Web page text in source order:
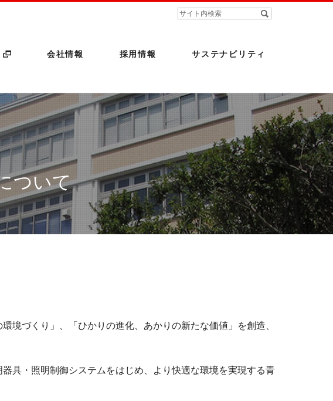
会社情報 採用情報 サステナビリティ
ついて
境づくり」、「ひかりの進化、あかりの新たな価値」を創造、
具・照明制御システムをはじめ、より快適な環境を実現する青